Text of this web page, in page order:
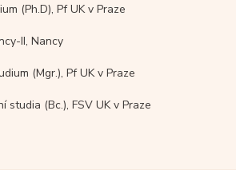
(Ph.D), Pf UK v Praze
II, Nancy
(Mgr.), Pf UK v Praze
studia (Bc.), FSV UK v Praze